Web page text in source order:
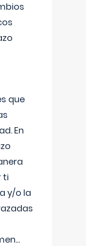
que
En
ti
y/o la
...